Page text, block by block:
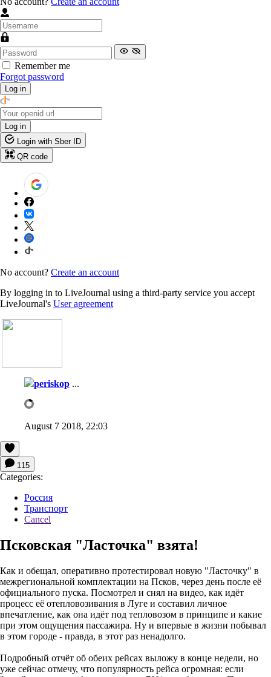
Remember me
Forgot password
Log in
Log in
Login with Sber ID
QR code
No account? Create an account
By logging in to LiveJournal using a third-party service you accept
LiveJournal's User agreement
periskop ...
August 7 2018, 22:03
115
Categories:
Россия
Транспорт
Cancel
Псковская "Ласточка" взята!
Как и обещал, оперативно протестировал новую "Ласточку" в
межрегиональной комплектации на Псков, через день после её
официального пуска. Посмотрел и снял на видео, как идёт
процесс её отепловозивания в Луге и составил личное
впечатление, как она идёт под тепловозом в принципе и какие
при этом ощущения пассажира. Ну и впервые в жизни побывал
в этом городе - правда, в этот раз ненадолго.
Подробный отчёт об обеих рейсах выложу в конце недели, но
уже сейчас отмечу, что популярность рейса огромная: если